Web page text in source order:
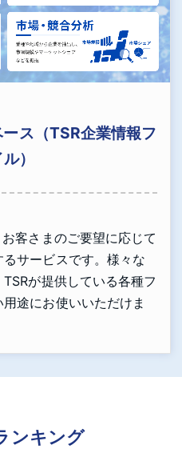
ス（TSR企業情報フ
）
客さまのご要望に応じて
サービスです。様々な
が提供している各種フ
途にお使いいただけま
ンキング